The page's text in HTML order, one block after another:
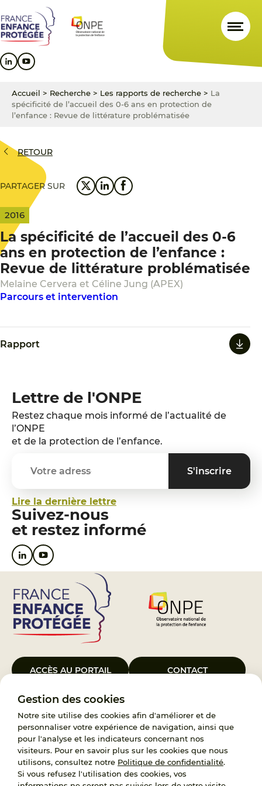
Gestion des cookies
Notre site utilise des cookies afin d'améliorer et de
personnaliser votre expérience de navigation, ainsi que
pour l'analyse et les indicateurs concernant nos
visiteurs. Pour en savoir plus sur les cookies que nous
utilisons, consultez notre Politique de confidentialité.
Si vous refusez l'utilisation des cookies, vos
au
contenu
principal
au
menu
principal
au
pied
de
Accueil > Recherche > Les rapports de recherche > La
spécificité de l’accueil des 0-6 ans en protection de
l’enfance : Revue de littérature problématisée
RETOUR
PARTAGER SUR
2016
La spécificité de l’accueil des 0-6
ans en protection de l’enfance :
Revue de littérature problématisée
Melaine Cervera et Céline Jung (APEX)
Parcours et intervention
Rapport
Lettre de l'ONPE
Restez chaque mois informé de l’actualité de
l’ONPE
et de la protection de l’enfance.
Lire la dernière lettre
Suivez-nous
et restez informé
ACCÈS AU PORTAIL CONTACT
Le Groupement d’Intérêt Public France Enfance Protégée, créé le 5
janvier 2023, a pour objet d’assurer les missions de service public du
119, d’accompagnement des adoptants et de traitement des
demandes d’accès aux origines personnelles. France Enfance
Protégée est également un observatoire et une ressource pour
l’ensemble des professionnels, ainsi qu’un appui à l’élaboration de la
politique publique à travers le soutien à l’activité des conseils
nationaux.